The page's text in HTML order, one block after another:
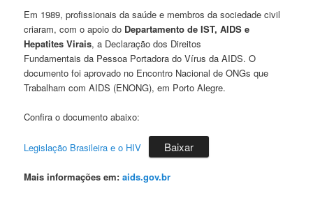
Em 1989, profissionais da saúde e membros da sociedade civil
criaram, com o apoio do Departamento de IST, AIDS e
Hepatites Virais, a Declaração dos Direitos
Fundamentais da Pessoa Portadora do Vírus da AIDS. O
documento foi aprovado no Encontro Nacional de ONGs que
Trabalham com AIDS (ENONG), em Porto Alegre.
Confira o documento abaixo:
Legislação Brasileira e o HIV Baixar
Mais informações em:aids.gov.br